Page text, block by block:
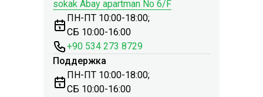
sokak Abay apartman No 6/F
ПН-ПТ 10:00-18:00;
СБ 10:00-16:00
+90 534 273 8729
Поддержка
ПН-ПТ 10:00-18:00;
СБ 10:00-16:00